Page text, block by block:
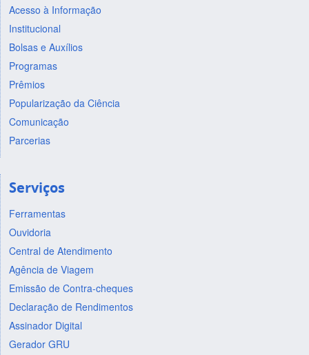
Acesso à Informação
Institucional
Bolsas e Auxílios
Programas
Prêmios
Popularização da Ciência
Comunicação
Parcerias
Serviços
Ferramentas
Ouvidoria
Central de Atendimento
Agência de Viagem
Emissão de Contra-cheques
Declaração de Rendimentos
Assinador Digital
Gerador GRU